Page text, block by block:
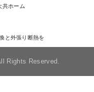
共ホーム
と外張り断熱を
Rights Reserved.